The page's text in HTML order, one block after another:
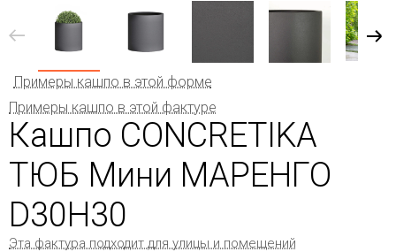
Примеры кашпо в этой форме
Примеры кашпо в этой фактуре
Кашпо CONCRETIKA
ТЮБ Мини МАРЕНГО
D30H30
Эта фактура подходит для улицы и помещений